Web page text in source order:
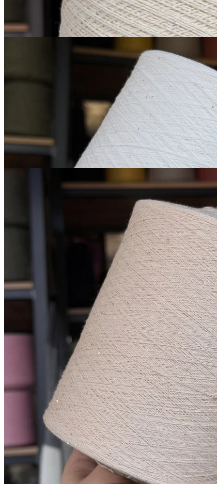
Купить
Микропайетки на
хлопок 90%, пайетки 10%
1600 м/100 гбелый
за 100 г
Купить
Микропайетки на хлопке
хлопок 90%, пайетки 10%
бледный розово-
Показать еще
© 2026Filato Italiano
Мы используем файлы cookie,
чтобы улучшить работу сайта и предоставить вам
больше возможностей. Также, к сайту подключен сервис
веб аналитики Яндекс Метрика, использующий cookie.
Продолжая использовать сайт, вы соглашаетесь с
условиями использования cookie.